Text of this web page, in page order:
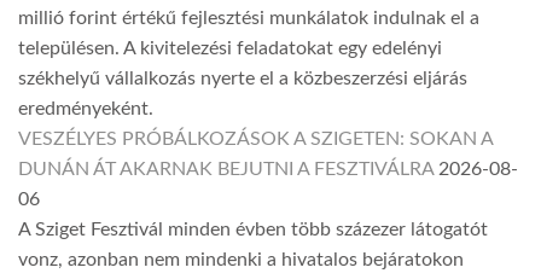
millió forint értékű fejlesztési munkálatok indulnak el a
településen. A kivitelezési feladatokat egy edelényi
székhelyű vállalkozás nyerte el a közbeszerzési eljárás
eredményeként.
VESZÉLYES PRÓBÁLKOZÁSOK A SZIGETEN: SOKAN A
DUNÁN ÁT AKARNAK BEJUTNI A FESZTIVÁLRA 2026-08-
06
A Sziget Fesztivál minden évben több százezer látogatót
vonz, azonban nem mindenki a hivatalos bejáratokon